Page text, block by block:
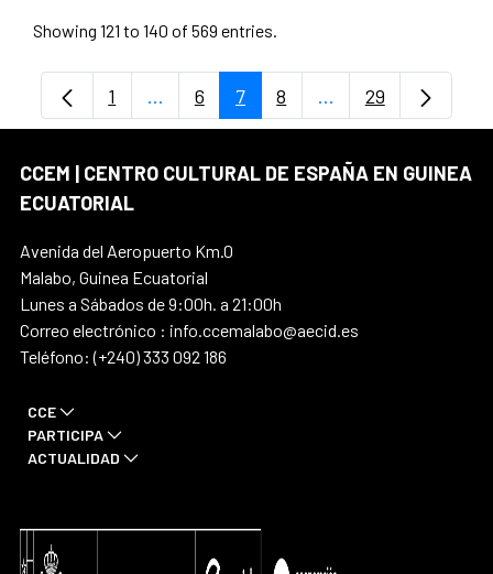
Showing 121 to 140 of 569 entries.
Page
1 ...Intermediate Pages Use TAB to
Page
6 Page
7 Page
8 ...Intermediate
Page
29
CCEM | CENTRO CULTURAL DE ESPAÑA EN GUINEA
ECUATORIAL
Avenida del Aeropuerto Km.0
Malabo, Guinea Ecuatorial
Lunes a Sábados de 9:00h. a 21:00h
Correo electrónico : info.ccemalabo@aecid.es
Teléfono: (+240) 333 092 186
CCE
PARTICIPA
ACTUALIDAD